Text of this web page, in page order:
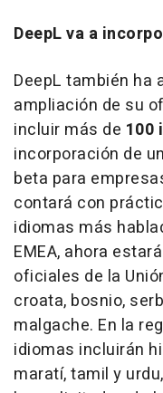
DeepL va a
DeepL también ha
ampliación de su
incluir más de 100
incorporación de
beta para
contará con
idiomas más
EMEA, ahora
oficiales de la
croata, bosnio,
malgache. En la
idiomas incluirán
maratí, tamil y